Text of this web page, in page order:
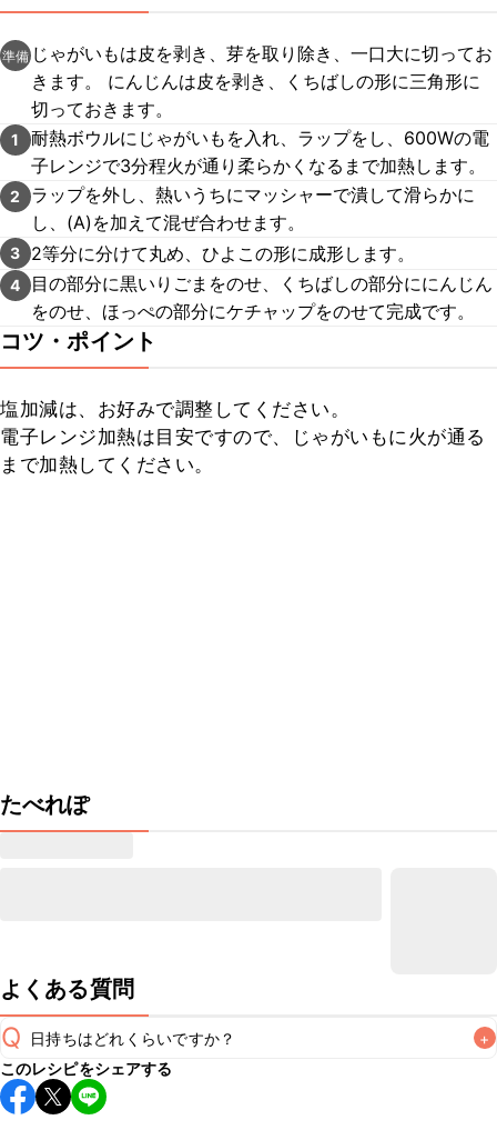
準備 じゃがいもは皮を剥き、芽を取り除き、一口大に切ってお
きます。 にんじんは皮を剥き、くちばしの形に三角形に
切っておきます。
1
耐熱ボウルにじゃがいもを入れ、ラップをし、600Wの電
子レンジで3分程火が通り柔らかくなるまで加熱します。
2
ラップを外し、熱いうちにマッシャーで潰して滑らかに
し、(A)を加えて混ぜ合わせます。
3 2等分に分けて丸め、ひよこの形に成形します。
4
目の部分に黒いりごまをのせ、くちばしの部分ににんじん
をのせ、ほっぺの部分にケチャップをのせて完成です。
コツ・ポイント
塩加減は、お好みで調整してください。
電子レンジ加熱は目安ですので、じゃがいもに火が通る
まで加熱してください。
たべれぽ
よくある質問
Q 日持ちはどれくらいですか？ +
保存期間は冷蔵で翌日中が目安です。なるべくお早めにお召
し上がりください。
このレシピをシェアする